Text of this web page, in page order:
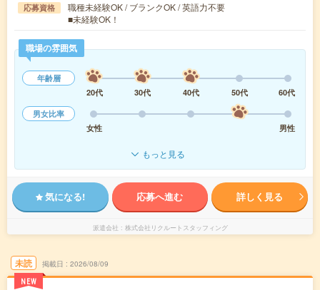
応募資格
職種未経験OK / ブランクOK / 英語力不要
■未経験OK！
職場の雰囲気
年齢層
20代
30代 40代 50代
60代
男女比率
女性
男性
もっと見る
気になる! 応募へ進む 詳しく見る
派遣会社 株式会社リクルートスタッフィング
未読
NEW
掲載日 2026/08/09